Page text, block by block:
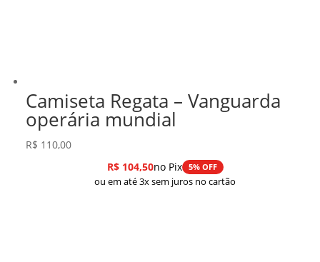
Camiseta Regata – Vanguarda
operária mundial
R$ 110,00
R$104,50no Pix 5% OFF
ou em até 3x sem juros no cartão